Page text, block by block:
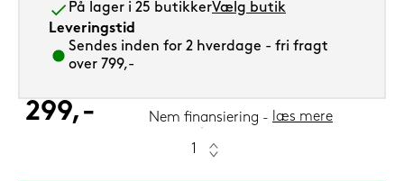
På lager i 25 butikkerVælg butik
Leveringstid
Sendes inden for 2 hverdage - fri fragt
over 799,-
299,- Nem finansiering læs mere